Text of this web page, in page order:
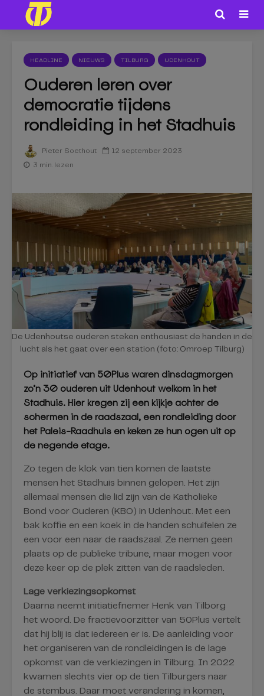
HEADLINE NIEUWS TILBURG UDENHOUT
Ouderen leren over
democratie tijdens
rondleiding in het Stadhuis
Pieter Soethout 12 september 2023
3 min. lezen
De Udenhoutse ouderen steken enthousiast de handen in de
lucht als het gaat over een station (foto: Omroep Tilburg)
Op initiatief van 50Plus waren dinsdagmorgen
zo’n 30 ouderen uit Udenhout welkom in het
Stadhuis. Hier kregen zij een kijkje achter de
schermen in de raadszaal, een rondleiding door
het Paleis-Raadhuis en keken ze hun ogen uit op
de negende etage.
Zo tegen de klok van tien komen de laatste
mensen het Stadhuis binnen gelopen. Het zijn
allemaal mensen die lid zijn van de Katholieke
Bond voor Ouderen (KBO) in Udenhout. Met een
bak koffie en een koek in de handen schuifelen ze
een voor een naar de raadszaal. Ze nemen geen
plaats op de publieke tribune, maar mogen voor
deze keer op de plek zitten van de raadsleden.
Lage verkiezingsopkomst
Daarna neemt initiatiefnemer Henk van Tilborg
het woord. De fractievoorzitter van 50Plus vertelt
dat hij blij is dat iedereen er is. De aanleiding voor
het organiseren van de rondleidingen is de lage
opkomst van de verkiezingen in Tilburg. In 2022
kwamen slechts vier op de tien Tilburgers naar
de stembus. Daar moet verandering in komen,